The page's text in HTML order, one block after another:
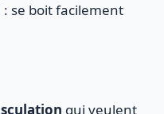
: se boit facilement
qui veulent